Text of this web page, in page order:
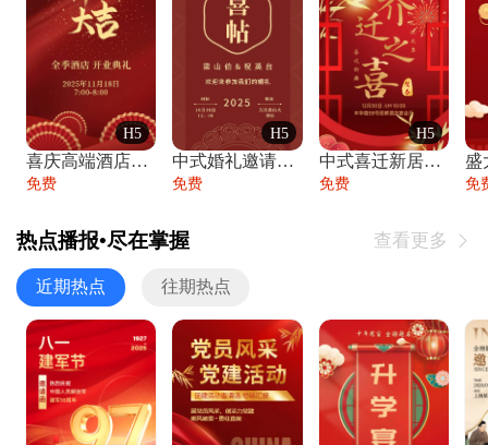
H5
喜庆高端酒店开业大吉邀请函
免费
H5
中式婚礼邀请函中国风传统复古婚礼请柬请帖
免费
H5
中式喜迁新居乔迁之喜邀请函宴会请帖
免费 免
热点播报•尽在掌握 查看更多 
近期热点 往期热点